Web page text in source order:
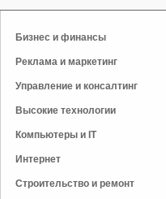
Бизнес и финансы
Реклама и маркетинг
Управление и консалтинг
Высокие технологии
Компьютеры и IT
Интернет
Строительство и ремонт